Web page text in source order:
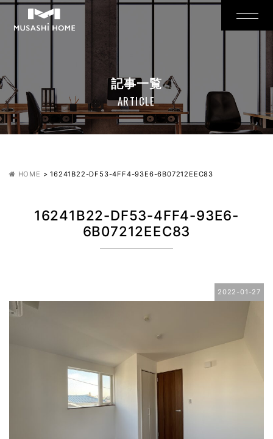
記事一覧
ARTICLE
HOME >16241B22-DF53-4FF4-93E6-6B07212EEC83
16241B22-DF53-4FF4-93E6-
6B07212EEC83
2022-01-27